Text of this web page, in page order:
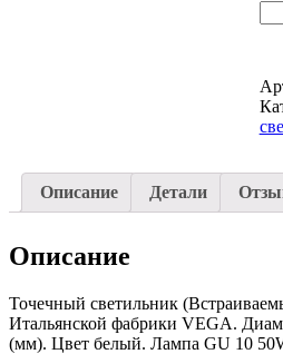
DE
Описание Детали
Описание
Точечный светильник
Итальянской фабрики VEGA.
(мм). Цвет белый. Лампа GU 10